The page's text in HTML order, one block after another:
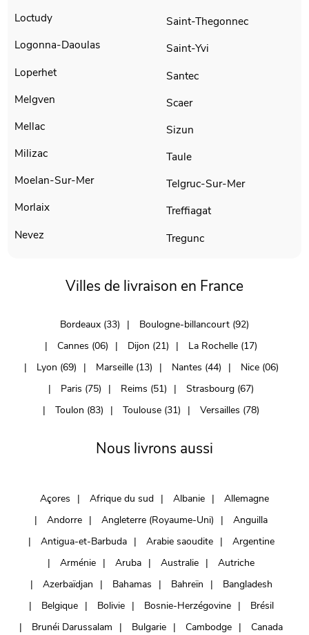
Loctudy
Logonna-Daoulas
Loperhet
Melgven
Mellac
Milizac
Moelan-Sur-Mer
Morlaix
Nevez
Saint-Thegonnec
Saint-Yvi
Santec
Scaer
Sizun
Taule
Telgruc-Sur-Mer
Treffiagat
Tregunc
Villes de livraison en France
Bordeaux (33)
Boulogne-billancourt (92)
Cannes (06)
Dijon (21)
La Rochelle (17)
Lyon (69)
Marseille (13) Nantes (44)
Nice (06)
Paris (75)
Reims (51)
Strasbourg (67)
Toulon (83)
Toulouse (31) Versailles (78)
Nous livrons aussi
Açores Afrique du sud Albanie
Allemagne
Andorre
Angleterre (Royaume-Uni)
Anguilla
Antigua-et-Barbuda
Arabie saoudite
Argentine
Arménie
Aruba Australie
Autriche
Azerbaïdjan
Bahamas Bahreïn
Bangladesh
Belgique
Bolivie Bosnie-Herzégovine
Brésil
Brunéi Darussalam
Bulgarie Cambodge
Canada